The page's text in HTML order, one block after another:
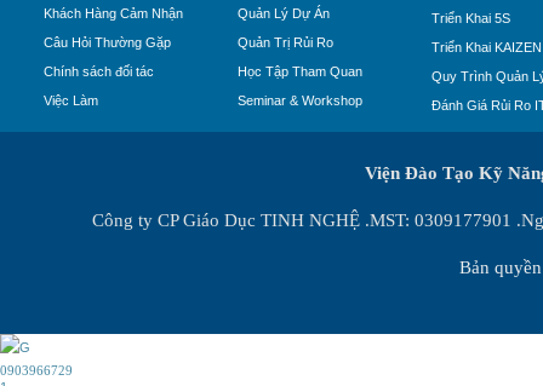
Khách Hàng Cảm Nhận
Câu Hỏi Thường Gặp
Chính sách đối tác
Việc Làm
Quản Lý Dự Án
Quản Trị Rủi Ro
Học Tập Tham Quan
Seminar & Workshop
Triển Khai 5S
Triển Khai KAIZEN
Quy Trình Quản
Đánh Giá Rủi Ro
Viện Đào Tạo Kỹ
Công ty CP Giáo Dục TINH NGHỆ .MST: 0309177901
Bản
0903966729